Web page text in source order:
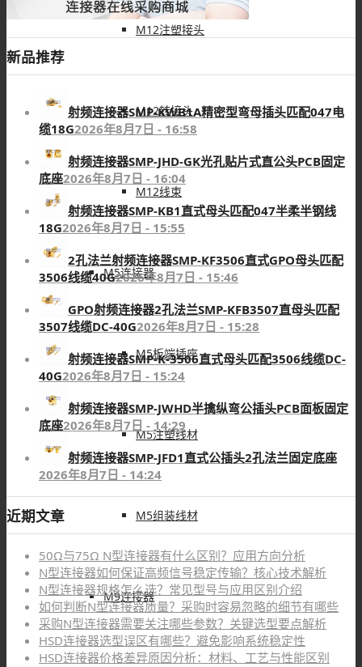
M12注塑接头
M12转接头
M12线束
M5连接器
M5板端插座
M5注塑线材
M5组装线材
M9连接器
新品推荐
射频连接器SMP-KWB1A精密型弯母插头匹配047电
缆18G2026年8月7日 - 16:58
射频连接器SMP-JHD-GK光孔贴片式直公头PCB固定
底座2026年8月7日 - 16:04
射频连接器SMP-KB1直式母头匹配047半柔半钢线
18G2026年8月7日 - 15:55
2孔法兰射频连接器SMP-KF3506直式GPO母头匹配
3506线缆40G2026年8月7日 - 15:46
GPO射频连接器2孔法兰SMP-KFB3507直母头匹配
3507线缆DC-40G2026年8月7日 - 15:28
射频连接器SMP-K-3506直式母头匹配3506线缆DC-
40G2026年8月7日 - 15:24
射频连接器SMP-JWHD半擒纵弯公插头PCB面板固定
底座2026年8月7日 - 14:29
射频连接器SMP-JFD1直式公插头2孔法兰固定底座
2026年8月7日 - 14:24
近期文章
50Ω与75Ω N型连接器有什么区别？应用方向分析
N型连接器如何保证高频信号稳定传输？核心技术解析
N型连接器规格怎么选？常见型号与应用区别介绍
如何判断N型连接器质量？采购时容易忽略的细节有哪些
采购N型连接器需要关注哪些参数？关键选型要点解析
HSD连接器选型误区有哪些？避免影响系统稳定性
HSD连接器价格差异原因分析：材料、工艺与性能区别